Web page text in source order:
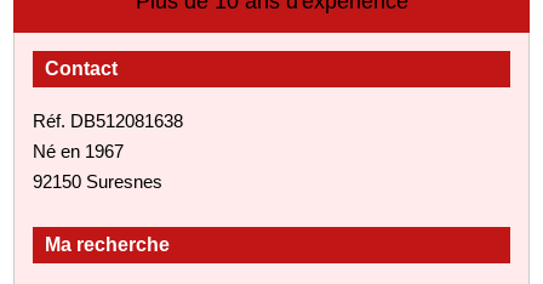
Contact
Réf. DB512081638
Né en 1967
92150 Suresnes
Ma recherche